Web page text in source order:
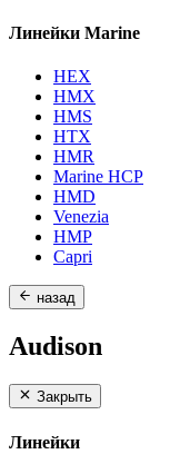
Линейки Marine
HEX
HMX
HMS
HTX
HMR
Marine HCP
HMD
Venezia
HMP
Capri
назад
Audison
Закрыть
Линейки